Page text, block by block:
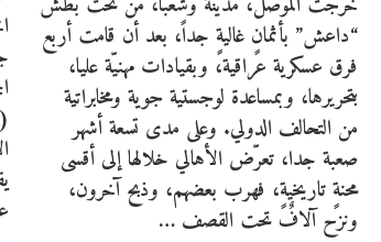
“داعش” بأثمانٍ غاليةٍ جداً، بعد أن قامت أربع
فرق عسكرية عراقية، وبقيادات مهنيّة عليا،
بتحريرها، وبمساعدة لوجستية جوية ومخابراتية
من التحالف الدولي. وعلى مدى تسعة أشهر
صعبة جدا، تعرّض الأهالي خلالها إلى أقسى
محنةٍ تاريخيةٍ، فهرب بعضهم، وذبح آخرون،
ونزح آلافٌ تحت القصف …